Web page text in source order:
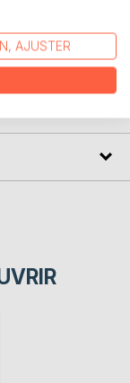
AJUSTER